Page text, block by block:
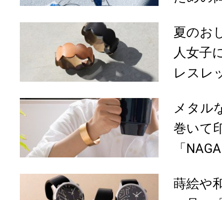
夏のお
人女子
レスレ
メタル
巻いて
「
蒔絵や